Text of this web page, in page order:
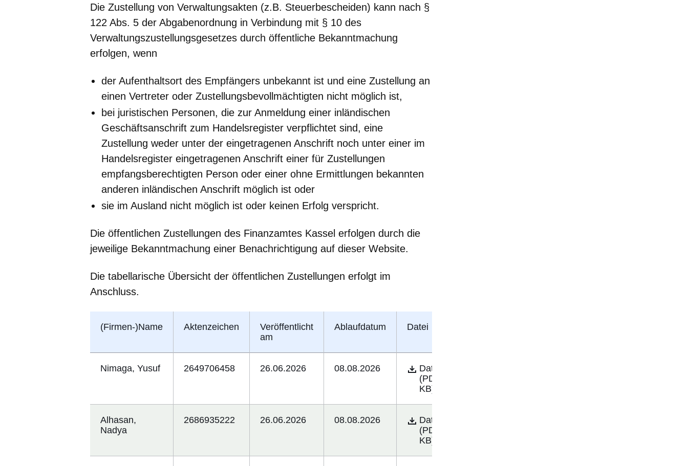
Die Zustellung von Verwaltungsakten (z.B. Steuerbescheiden) kann nach §
122 Abs. 5 der Abgabenordnung in Verbindung mit § 10 des
Verwaltungszustellungsgesetzes durch öffentliche Bekanntmachung
erfolgen, wenn
der Aufenthaltsort des Empfängers unbekannt ist und eine Zustellung an
einen Vertreter oder Zustellungsbevollmächtigten nicht möglich ist,
bei juristischen Personen, die zur Anmeldung einer inländischen
Geschäftsanschrift zum Handelsregister verpflichtet sind, eine
Zustellung weder unter der eingetragenen Anschrift noch unter einer im
Handelsregister eingetragenen Anschrift einer für Zustellungen
empfangsberechtigten Person oder einer ohne Ermittlungen bekannten
anderen inländischen Anschrift möglich ist oder
sie im Ausland nicht möglich ist oder keinen Erfolg verspricht.
Die öffentlichen Zustellungen des Finanzamtes Kassel erfolgen durch die
jeweilige Bekanntmachung einer Benachrichtigung auf dieser Website.
Die tabellarische Übersicht der öffentlichen Zustellungen erfolgt im
Anschluss.
(Firmen-)Name Aktenzeichen
Veröffentlicht
am
Ablaufdatum Datei
Nimaga, Yusuf 2649706458 26.06.2026 08.08.2026
Datei
(PDF/12.18
KB)
Öffnet sich in einem neuen Fenster
Alhasan,
Nadya
2686935222 26.06.2026 08.08.2026
Datei
(PDF/44.25
KB)
Öffnet sich in einem neuen Fenster